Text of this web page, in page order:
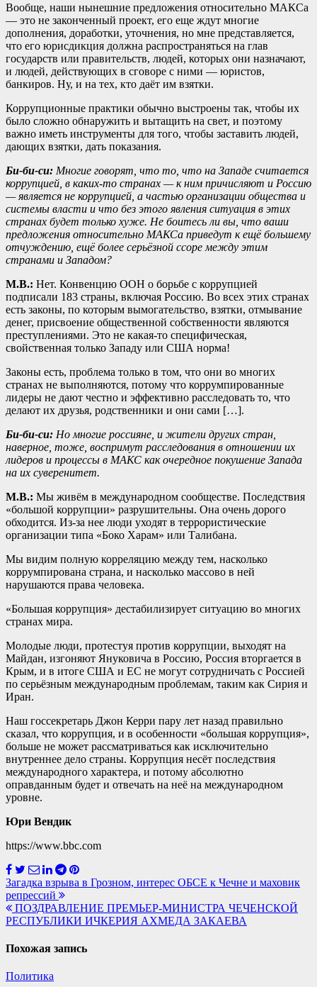
Вообще, наши нынешние предложения относительно МАКСа
— это не законченный проект, его еще ждут многие
дополнения, доработки, уточнения, но мне представляется,
что его юрисдикция должна распространяться на глав
государств или правительств, людей, которых они назначают,
и людей, действующих в сговоре с ними — юристов,
банкиров. Ну, и на тех, кто даёт им взятки.
Коррупционные практики обычно выстроены так, чтобы их
было сложно обнаружить и вытащить на свет, и поэтому
важно иметь инструменты для того, чтобы заставить людей,
дающих взятки, дать показания.
Би-би-си: Многие говорят, что то, что на Западе считается
коррупцией, в каких-то странах — к ним причисляют и Россию
— является не коррупцией, а частью организации общества и
системы власти и что без этого явления ситуация в этих
странах будет только хуже. Не боитесь ли вы, что ваши
предложения относительно МАКСа приведут к ещё большему
отчуждению, ещё более серьёзной ссоре между этим
странами и Западом?
М.В.: Нет. Конвенцию ООН о борьбе с коррупцией
подписали 183 страны, включая Россию. Во всех этих странах
есть законы, по которым вымогательство, взятки, отмывание
денег, присвоение общественной собственности являются
преступлениями. Это не какая-то специфическая,
свойственная только Западу или США норма!
Законы есть, проблема только в том, что они во многих
странах не выполняются, потому что коррумпированные
лидеры не дают честно и эффективно расследовать то, что
делают их друзья, родственники и они сами […].
Би-би-си: Но многие россияне, и жители других стран,
наверное, тоже, воспримут расследования в отношении их
лидеров и процессы в МАКС как очередное покушение Запада
на их суверенитет.
М.В.: Мы живём в международном сообществе. Последствия
«большой коррупции» разрушительны. Она очень дорого
обходится. Из-за нее люди уходят в террористические
организации типа «Боко Харам» или Талибана.
Мы видим полную корреляцию между тем, насколько
коррумпирована страна, и насколько массово в ней
нарушаются права человека.
«Большая коррупция» дестабилизирует ситуацию во многих
странах мира.
Молодые люди, протестуя против коррупции, выходят на
Майдан, изгоняют Януковича в Россию, Россия вторгается в
Крым, и в итоге США и ЕС не могут сотрудничать с Россией
по серьёзным международным проблемам, таким как Сирия и
Иран.
Наш госсекретарь Джон Керри пару лет назад правильно
сказал, что коррупция, и в особенности «большая коррупция»,
больше не может рассматриваться как исключительно
внутреннее дело страны. Коррупция несёт последствия
международного характера, и потому абсолютно
оправданным будет и отвечать на неё на международном
уровне.
Юри Вендик
https://www.bbc.com
Навигация
по
записям
Загадка взрыва в Грозном, интерес ОБСЕ к Чечне и маховик
репрессий
ПОЗДРАВЛЕНИЕ ПРЕМЬЕР-МИНИСТРА ЧЕЧЕНСКОЙ
РЕСПУБЛИКИ ИЧКЕРИЯ АХМЕДА ЗАКАЕВА
Похожая запись
Политика